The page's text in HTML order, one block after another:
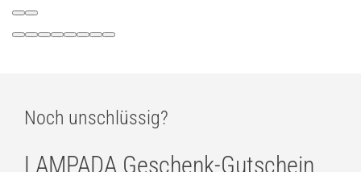
Noch unschlüssig?
LAMPADA Geschenk-Gutschein